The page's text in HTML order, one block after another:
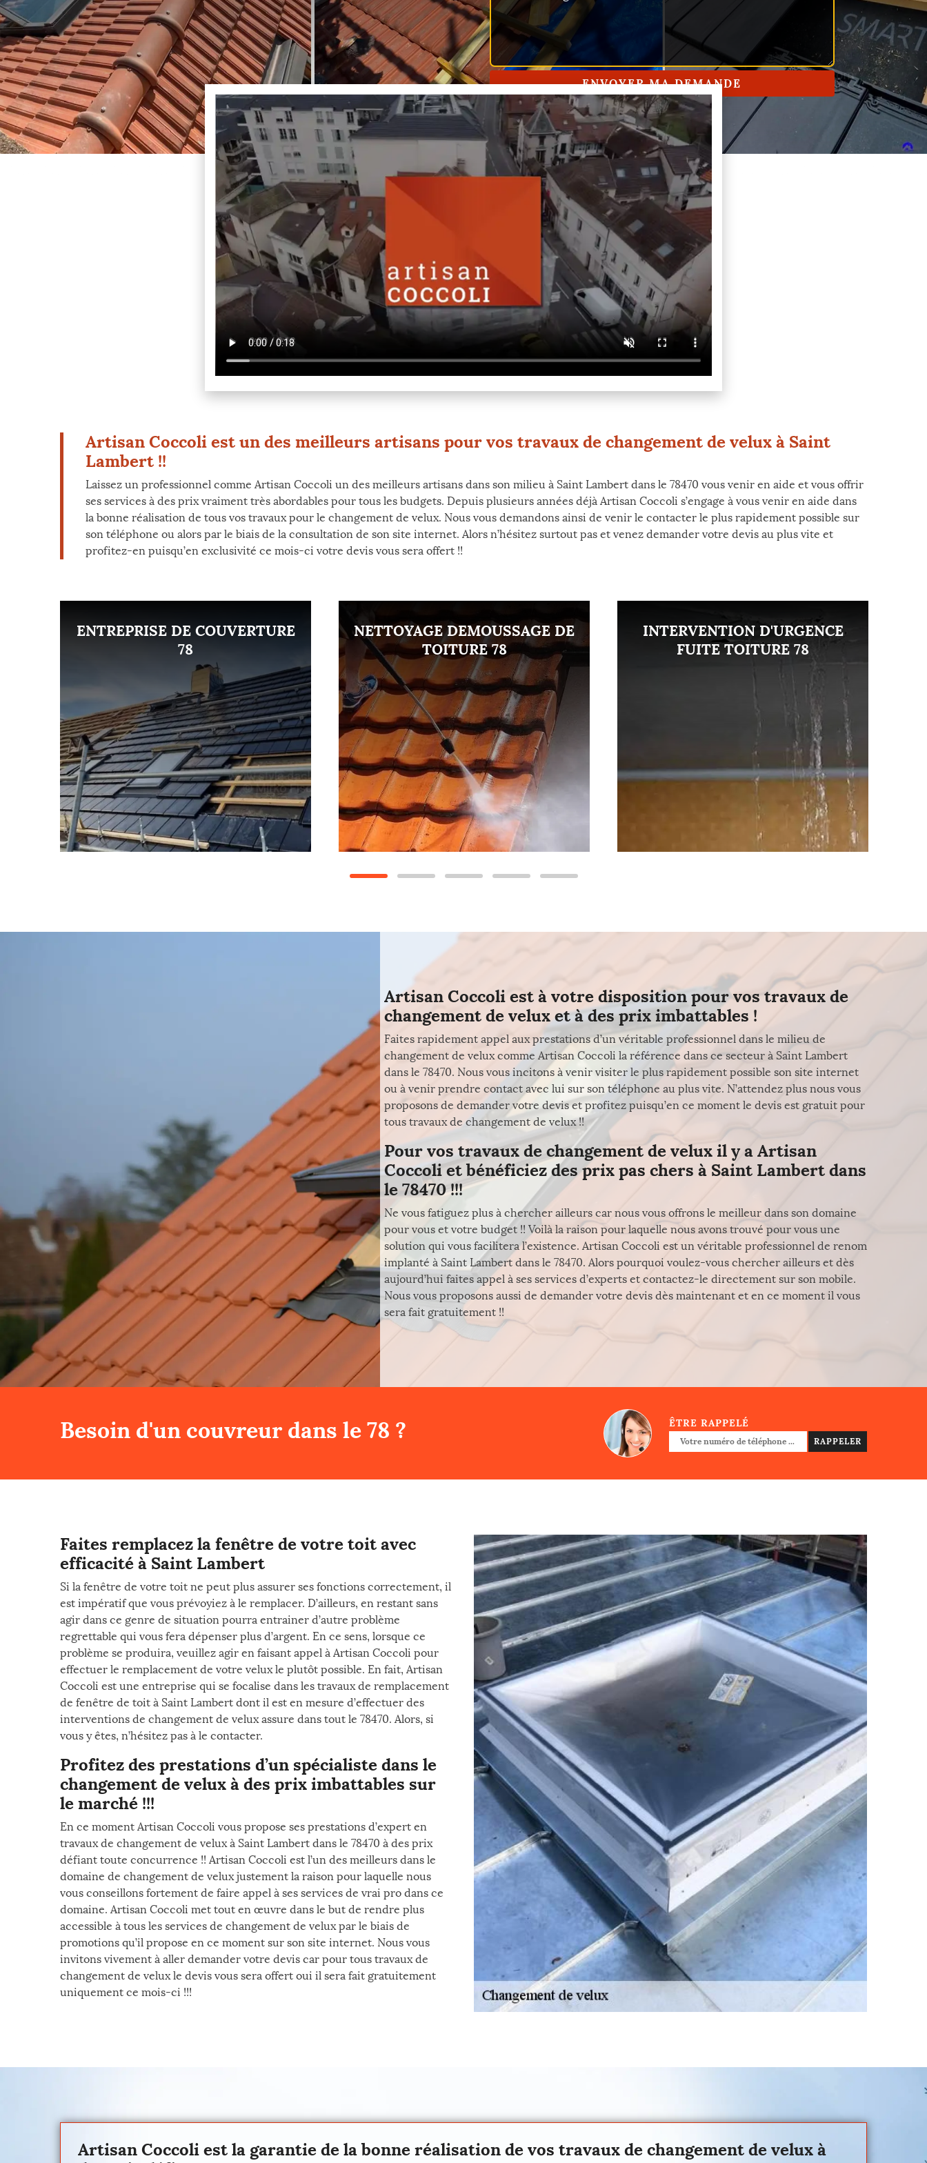
Artisan Coccoli est un des meilleurs artisans pour vos travaux de changement de velux à Saint
Lambert !!
Laissez un professionnel comme Artisan Coccoli un des meilleurs artisans dans son milieu à Saint Lambert dans le 78470 vous venir en aide et vous offrir
ses services à des prix vraiment très abordables pour tous les budgets. Depuis plusieurs années déjà Artisan Coccoli s’engage à vous venir en aide dans
la bonne réalisation de tous vos travaux pour le changement de velux. Nous vous demandons ainsi de venir le contacter le plus rapidement possible sur
son téléphone ou alors par le biais de la consultation de son site internet. Alors n’hésitez surtout pas et venez demander votre devis au plus vite et
profitez-en puisqu’en exclusivité ce mois-ci votre devis vous sera offert !!
ENTREPRISE DE COUVERTURE
78
NETTOYAGE DEMOUSSAGE DE
TOITURE 78
INTERVENTION D'URGENCE
FUITE TOITURE 78
Artisan Coccoli est à votre disposition pour vos travaux de
changement de velux et à des prix imbattables !
Faites rapidement appel aux prestations d’un véritable professionnel dans le milieu de
changement de velux comme Artisan Coccoli la référence dans ce secteur à Saint Lambert
dans le 78470. Nous vous incitons à venir visiter le plus rapidement possible son site internet
ou à venir prendre contact avec lui sur son téléphone au plus vite. N’attendez plus nous vous
proposons de demander votre devis et profitez puisqu’en ce moment le devis est gratuit pour
tous travaux de changement de velux !!
Pour vos travaux de changement de velux il y a Artisan
Coccoli et bénéficiez des prix pas chers à Saint Lambert dans
le 78470 !!!
Ne vous fatiguez plus à chercher ailleurs car nous vous offrons le meilleur dans son domaine
pour vous et votre budget !! Voilà la raison pour laquelle nous avons trouvé pour vous une
solution qui vous facilitera l’existence. Artisan Coccoli est un véritable professionnel de renom
implanté à Saint Lambert dans le 78470. Alors pourquoi voulez-vous chercher ailleurs et dès
aujourd’hui faites appel à ses services d’experts et contactez-le directement sur son mobile.
Nous vous proposons aussi de demander votre devis dès maintenant et en ce moment il vous
sera fait gratuitement !!
Besoin d'un couvreur dans le 78 ? ÊTRE RAPPELÉ
Faites remplacez la fenêtre de votre toit avec
efficacité à Saint Lambert
Si la fenêtre de votre toit ne peut plus assurer ses fonctions correctement, il
est impératif que vous prévoyiez à le remplacer. D’ailleurs, en restant sans
agir dans ce genre de situation pourra entrainer d’autre problème
regrettable qui vous fera dépenser plus d’argent. En ce sens, lorsque ce
problème se produira, veuillez agir en faisant appel à Artisan Coccoli pour
effectuer le remplacement de votre velux le plutôt possible. En fait, Artisan
Coccoli est une entreprise qui se focalise dans les travaux de remplacement
de fenêtre de toit à Saint Lambert dont il est en mesure d’effectuer des
interventions de changement de velux assure dans tout le 78470. Alors, si
vous y êtes, n’hésitez pas à le contacter.
Profitez des prestations d’un spécialiste dans le
changement de velux à des prix imbattables sur
le marché !!!
En ce moment Artisan Coccoli vous propose ses prestations d’expert en
travaux de changement de velux à Saint Lambert dans le 78470 à des prix
défiant toute concurrence !! Artisan Coccoli est l’un des meilleurs dans le
domaine de changement de velux justement la raison pour laquelle nous
vous conseillons fortement de faire appel à ses services de vrai pro dans ce
domaine. Artisan Coccoli met tout en œuvre dans le but de rendre plus
accessible à tous les services de changement de velux par le biais de
promotions qu’il propose en ce moment sur son site internet. Nous vous
invitons vivement à aller demander votre devis car pour tous travaux de
changement de velux le devis vous sera offert oui il sera fait gratuitement
uniquement ce mois-ci !!!
Artisan Coccoli est la garantie de la bonne réalisation de vos travaux de changement de velux à